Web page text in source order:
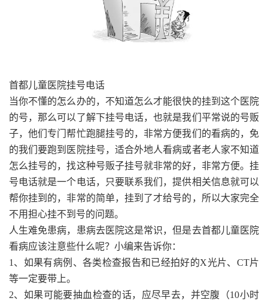
首都儿童医院挂号电话
当你不懂的怎么办的，不知道怎么才能很快的挂到这个医院
的号，那么可以了解下挂号电话，也就是我们平常说的号贩
子，他们专门帮忙跑腿挂号的，非常方便我们的看病的，免
的我们要跑到医院挂号，适合外地人看病或者老人家不知道
怎么挂号的，找这种号贩子挂号就非常的好，非常方便。挂
号电话就是一个电话，只要联系我们，提供相关信息就可以
帮你挂到的，非常的简单，挂到了才给号的，所以大家完全
不用担心挂不到号的问题。
人生难免患病，患病去医院这是常识，但是去首都儿童医院
看病应该注意些什么呢？小编来告诉你：
1、如果有病例、各类检查报告和已经拍好的X光片、CT片
等一定要带上。
2、如果可能要抽血检查的话，应尽早去，并空腹（10小时